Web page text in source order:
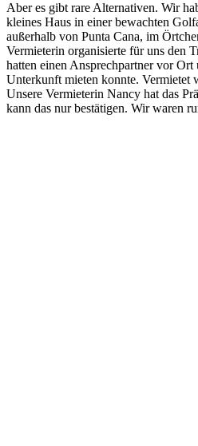
Aber es gibt rare Alternativen. Wir
kleines Haus in einer bewachten
außerhalb von Punta Cana, im
Vermieterin organisierte für uns den
hatten einen Ansprechpartner vor
Unterkunft mieten konnte. Vermietet
Unsere Vermieterin Nancy hat das
kann das nur bestätigen. Wir waren